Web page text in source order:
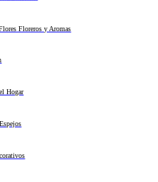
Floreros y Aromas
Hogar